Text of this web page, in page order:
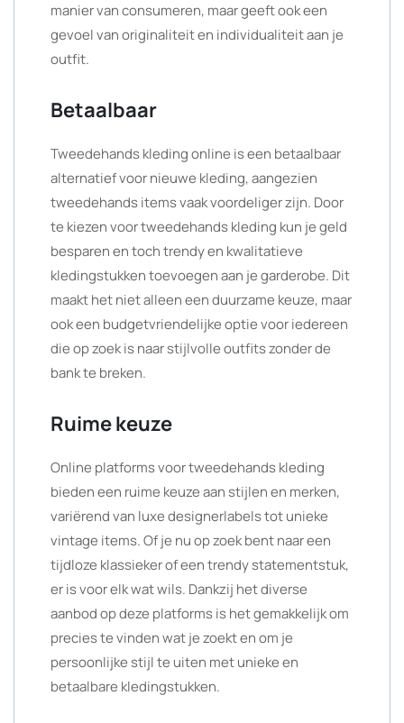
manier van consumeren, maar geeft ook een
gevoel van originaliteit en individualiteit aan je
outfit.
Betaalbaar
Tweedehands kleding online is een betaalbaar
alternatief voor nieuwe kleding, aangezien
tweedehands items vaak voordeliger zijn. Door
te kiezen voor tweedehands kleding kun je geld
besparen en toch trendy en kwalitatieve
kledingstukken toevoegen aan je garderobe. Dit
maakt het niet alleen een duurzame keuze, maar
ook een budgetvriendelijke optie voor iedereen
die op zoek is naar stijlvolle outfits zonder de
bank te breken.
Ruime keuze
Online platforms voor tweedehands kleding
bieden een ruime keuze aan stijlen en merken,
variërend van luxe designerlabels tot unieke
vintage items. Of je nu op zoek bent naar een
tijdloze klassieker of een trendy statementstuk,
er is voor elk wat wils. Dankzij het diverse
aanbod op deze platforms is het gemakkelijk om
precies te vinden wat je zoekt en om je
persoonlijke stijl te uiten met unieke en
betaalbare kledingstukken.